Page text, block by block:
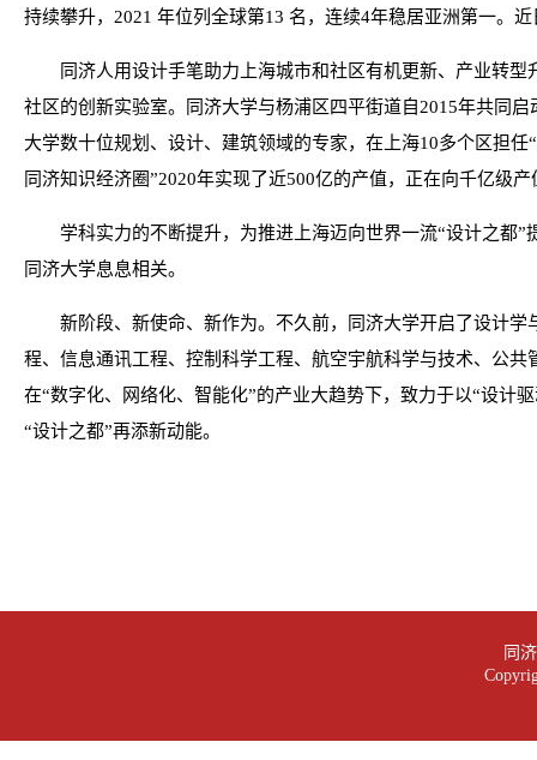
持续攀升，2021 年位列全球第13 名，连续4年稳居亚洲第一。
同济人用设计手笔助力上海城市和社区有机更新、产业转
社区的创新实验室。同济大学与杨浦区四平街道自2015年共同
大学数十位规划、设计、建筑领域的专家，在上海10多个区担
同济知识经济圈”2020年实现了近500亿的产值，正在向千亿级
学科实力的不断提升，为推进上海迈向世界一流“设计之都
同济大学息息相关。
新阶段、新使命、新作为。不久前，同济大学开启了设计
程、信息通讯工程、控制科学工程、航空宇航科学与技术、公
在“数字化、网络化、智能化”的产业大趋势下，致力于以“设计
“设计之都”再添新动能。
同